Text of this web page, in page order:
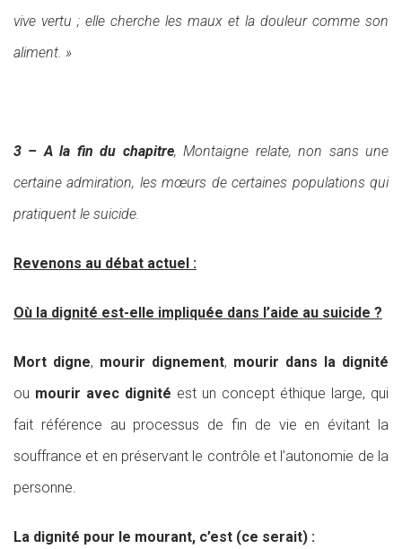
vive vertu ; elle cherche les maux et la douleur comme son
aliment. »
3 – A la fin du chapitre, Montaigne relate, non sans une
certaine admiration, les mœurs de certaines populations qui
pratiquent le suicide.
Revenons au débat actuel :
Où la dignité est-elle impliquée dans l’aide au suicide ?
Mort digne, mourir dignement, mourir dans la dignité
ou mourir avec dignité est un concept éthique large, qui
fait référence au processus de fin de vie en évitant la
souffrance et en préservant le contrôle et l’autonomie de la
personne.
La dignité pour le mourant, c’est (ce serait) :